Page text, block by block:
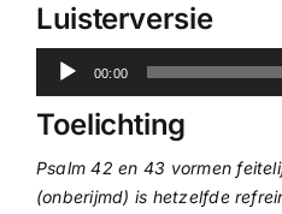
Luisterversie
Audiospeler
00:00
Toelichting
Psalm 42 en 43 vormen
(onberijmd) is hetzelfde